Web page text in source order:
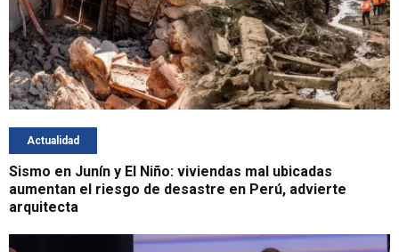
Actualidad
Sismo en Junín y El Niño: viviendas mal ubicadas
aumentan el riesgo de desastre en Perú, advierte
arquitecta